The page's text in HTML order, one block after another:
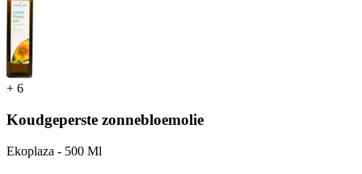
+ 6
Koudgeperste zonnebloemolie
Ekoplaza - 500 Ml